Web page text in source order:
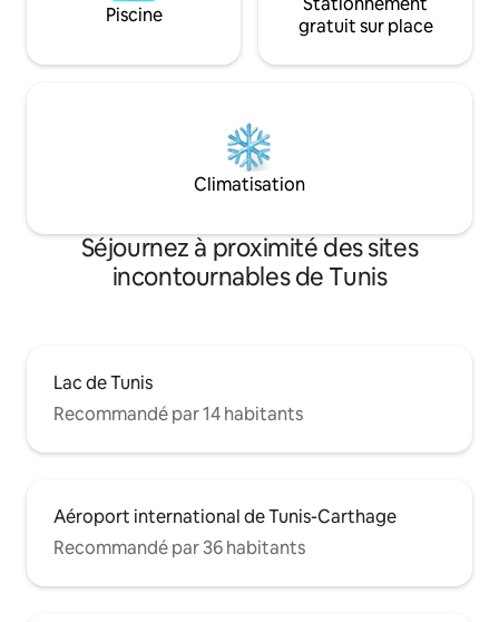
Piscine
gratuit sur place
Climatisation
Séjournez à proximité des sites
incontournables de Tunis
Lac de Tunis
Recommandé par 14 habitants
Aéroport international de Tunis-Carthage
Recommandé par 36 habitants